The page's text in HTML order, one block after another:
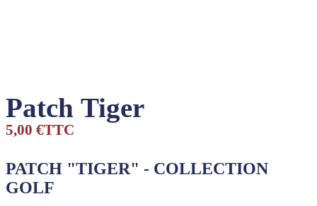
Patch Tiger
5,00 €TTC
PATCH "TIGER" - COLLECTION
GOLF